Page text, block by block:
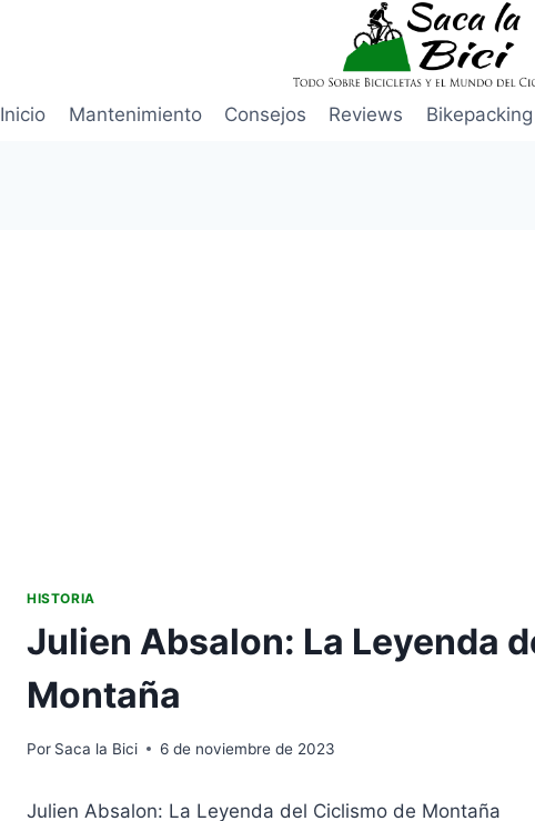
Inicio
Mantenimiento Consejos Reviews Bikepacking
HISTORIA
Julien Absalon: La Leyenda
Montaña
Por Saca la Bici 6 de noviembre de 2023
Julien Absalon: La Leyenda del Ciclismo de Montaña